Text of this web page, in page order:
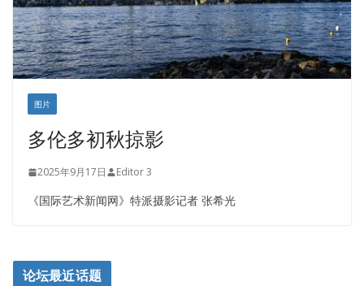
图片
多伦多初秋掠影
2025年9月17日 Editor 3
《国际艺术新闻网》特派摄影记者 张希光
论坛最近话题